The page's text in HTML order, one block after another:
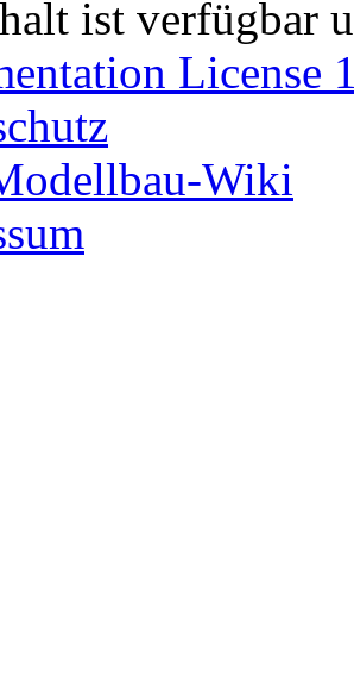
ist verfügbar
License
Wiki